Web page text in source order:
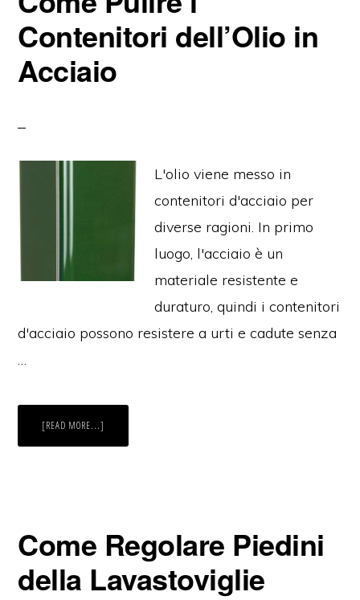
Contenitori dell’Olio in
Acciaio
L'olio viene messo in
contenitori d'acciaio per
diverse ragioni. In primo
luogo, l'acciaio è un
materiale resistente e
duraturo, quindi i contenitori
d'acciaio possono resistere a urti e cadute senza
…
[READ MORE...]
PULIRE
Come Regolare Piedini
della Lavastoviglie